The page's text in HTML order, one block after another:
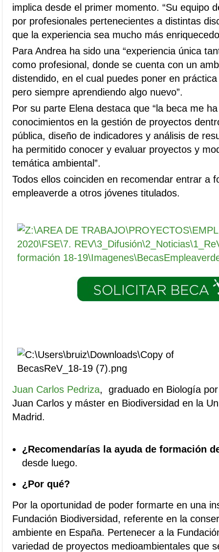
implica desde el primer momento. “Su equipo
por profesionales pertenecientes a distintas
que la experiencia sea mucho más
Para Andrea ha sido una “experiencia única
como profesional, donde se cuenta con un
distendido, en el cual puedes poner en
pero siempre aprendiendo algo nuevo”.
Por su parte Elena destaca que “la beca me
conocimientos en la gestión de proyectos
pública, diseño de indicadores y análisis de
ha permitido conocer y evaluar proyectos y
temática ambiental”.
Todos ellos coinciden en recomendar entrar a
empleaverde a otros jóvenes titulados.
Juan Carlos Pedriza,
graduado en Biología
Juan Carlos y máster en Biodiversidad en la
Madrid.
¿Recomendarías la ayuda de formación
desde luego.
¿Por qué?
Por la oportunidad de poder formarte en una
Fundación Biodiversidad, referente en la
ambiente en España. Pertenecer a la
variedad de proyectos medioambientales que